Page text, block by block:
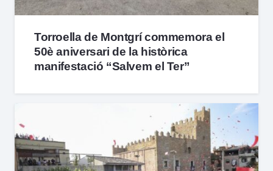
Torroella de Montgrí commemora el
50è aniversari de la històrica
manifestació “Salvem el Ter”